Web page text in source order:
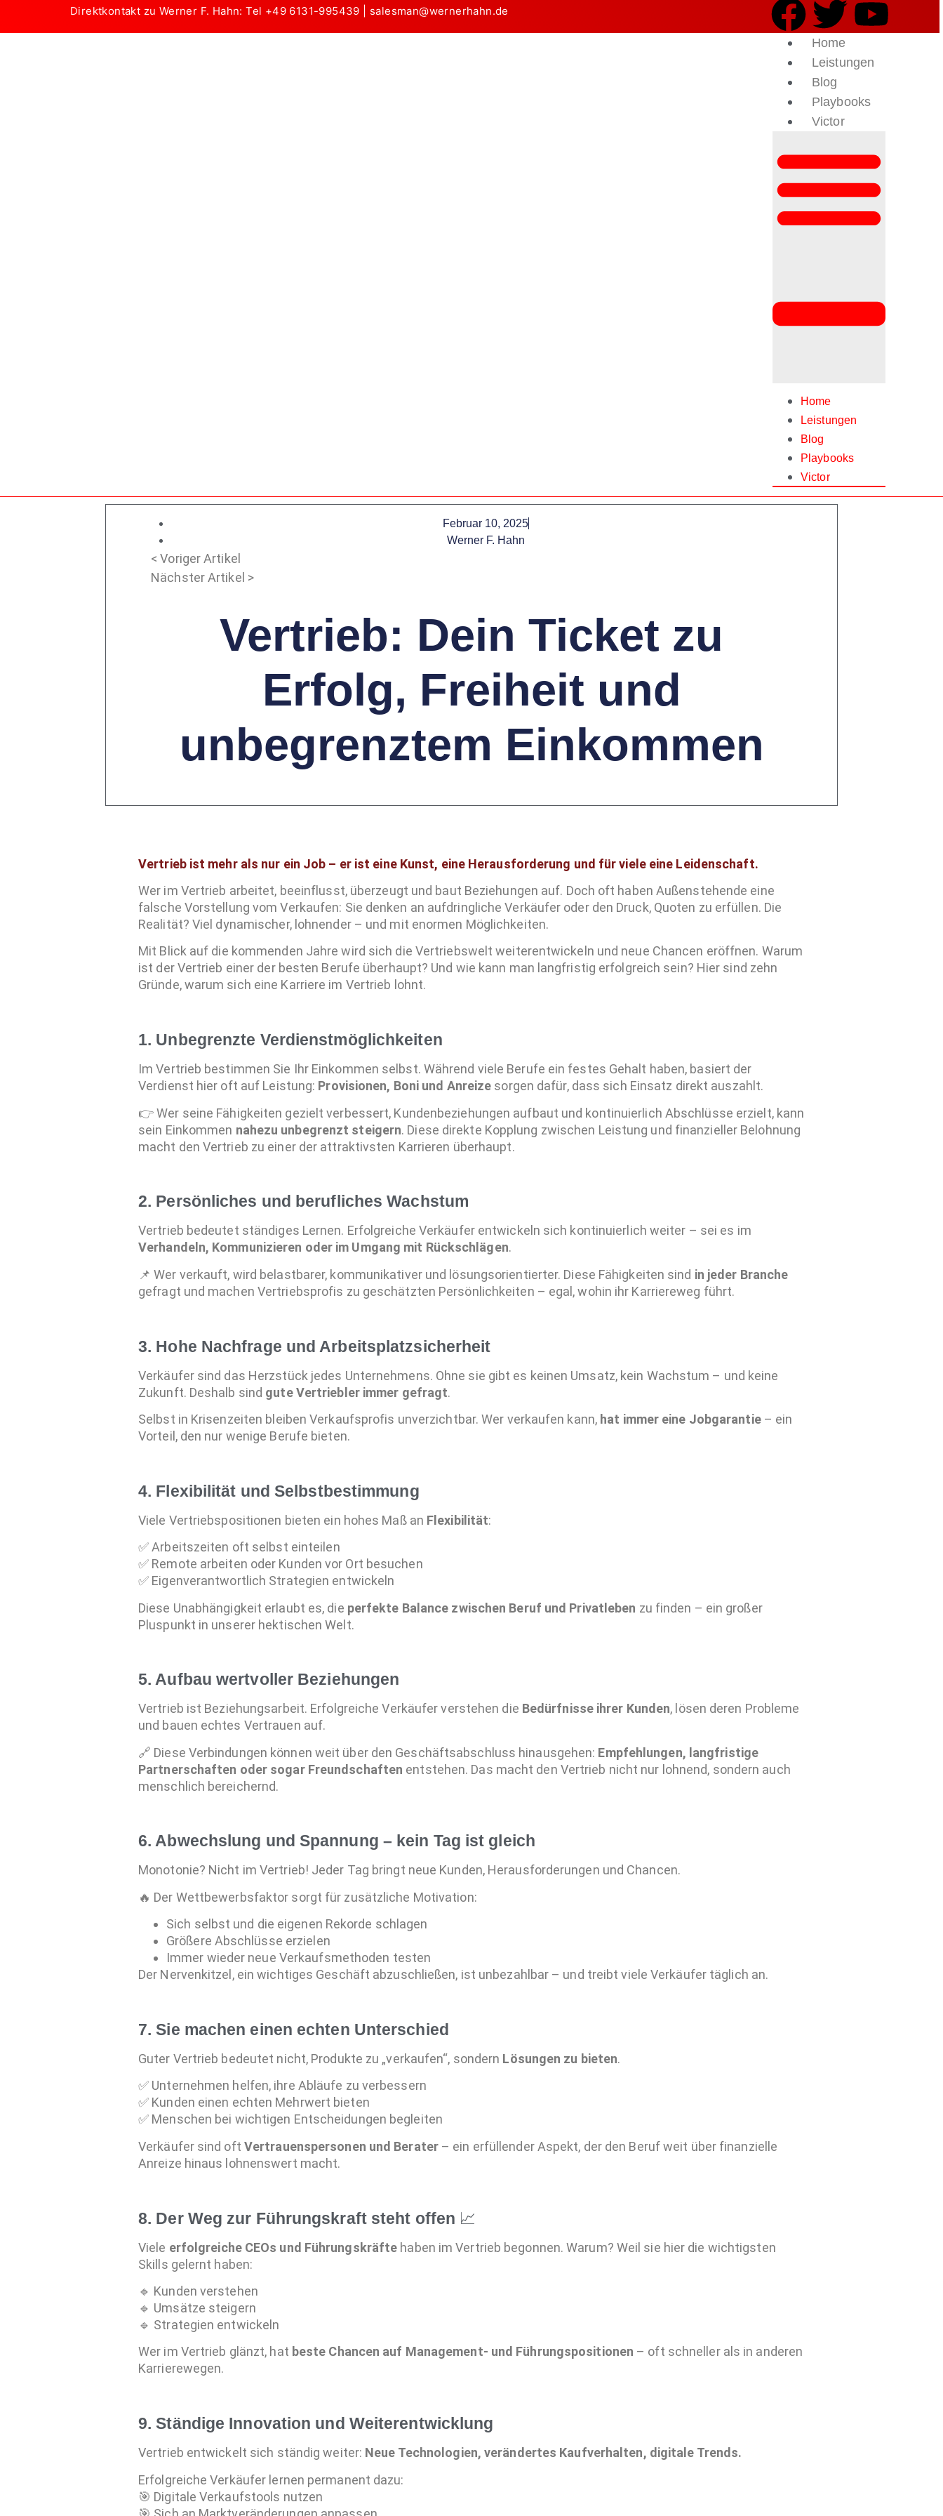
Direktkontakt zu Werner F. Hahn: Tel +49 6131-995439 salesman@wernerhahn.de
Home
Leistungen
Blog
Playbooks
Victor
Home
Leistungen
Blog
Playbooks
Victor
Februar 10, 2025
Werner F. Hahn
< Voriger Artikel
Nächster Artikel >
Vertrieb: Dein Ticket zu
Erfolg, Freiheit und
unbegrenztem Einkommen
Vertrieb ist mehr als nur ein Job – er ist eine Kunst, eine Herausforderung und für viele eine Leidenschaft.
Wer im Vertrieb arbeitet, beeinflusst, überzeugt und baut Beziehungen auf. Doch oft haben Außenstehende eine
falsche Vorstellung vom Verkaufen: Sie denken an aufdringliche Verkäufer oder den Druck, Quoten zu erfüllen. Die
Realität? Viel dynamischer, lohnender – und mit enormen Möglichkeiten.
Mit Blick auf die kommenden Jahre wird sich die Vertriebswelt weiterentwickeln und neue Chancen eröffnen. Warum
ist der Vertrieb einer der besten Berufe überhaupt? Und wie kann man langfristig erfolgreich sein? Hier sind zehn
Gründe, warum sich eine Karriere im Vertrieb lohnt.
1. Unbegrenzte Verdienstmöglichkeiten
Im Vertrieb bestimmen Sie Ihr Einkommen selbst. Während viele Berufe ein festes Gehalt haben, basiert der
Verdienst hier oft auf Leistung: Provisionen, Boni und Anreize sorgen dafür, dass sich Einsatz direkt auszahlt.
👉 Wer seine Fähigkeiten gezielt verbessert, Kundenbeziehungen aufbaut und kontinuierlich Abschlüsse erzielt, kann
sein Einkommen nahezu unbegrenzt steigern. Diese direkte Kopplung zwischen Leistung und finanzieller Belohnung
macht den Vertrieb zu einer der attraktivsten Karrieren überhaupt.
2. Persönliches und berufliches Wachstum
Vertrieb bedeutet ständiges Lernen. Erfolgreiche Verkäufer entwickeln sich kontinuierlich weiter – sei es im
Verhandeln, Kommunizieren oder im Umgang mit Rückschlägen.
📌 Wer verkauft, wird belastbarer, kommunikativer und lösungsorientierter. Diese Fähigkeiten sind in jeder Branche
gefragt und machen Vertriebsprofis zu geschätzten Persönlichkeiten – egal, wohin ihr Karriereweg führt.
3. Hohe Nachfrage und Arbeitsplatzsicherheit
Verkäufer sind das Herzstück jedes Unternehmens. Ohne sie gibt es keinen Umsatz, kein Wachstum – und keine
Zukunft. Deshalb sind gute Vertriebler immer gefragt.
Selbst in Krisenzeiten bleiben Verkaufsprofis unverzichtbar. Wer verkaufen kann, hat immer eine Jobgarantie– ein
Vorteil, den nur wenige Berufe bieten.
4. Flexibilität und Selbstbestimmung
Viele Vertriebspositionen bieten ein hohes Maß an Flexibilität:
✅ Arbeitszeiten oft selbst einteilen
✅ Remote arbeiten oder Kunden vor Ort besuchen
✅ Eigenverantwortlich Strategien entwickeln
Diese Unabhängigkeit erlaubt es, die perfekte Balance zwischen Beruf und Privatleben zu finden – ein großer
Pluspunkt in unserer hektischen Welt.
5. Aufbau wertvoller Beziehungen
Vertrieb ist Beziehungsarbeit. Erfolgreiche Verkäufer verstehen die Bedürfnisse ihrer Kunden, lösen deren Probleme
und bauen echtes Vertrauen auf.
🔗 Diese Verbindungen können weit über den Geschäftsabschluss hinausgehen: Empfehlungen, langfristige
Partnerschaften oder sogar Freundschaften entstehen. Das macht den Vertrieb nicht nur lohnend, sondern auch
menschlich bereichernd.
6. Abwechslung und Spannung – kein Tag ist gleich
Monotonie? Nicht im Vertrieb! Jeder Tag bringt neue Kunden, Herausforderungen und Chancen.
🔥 Der Wettbewerbsfaktor sorgt für zusätzliche Motivation:
Sich selbst und die eigenen Rekorde schlagen
Größere Abschlüsse erzielen
Immer wieder neue Verkaufsmethoden testen
Der Nervenkitzel, ein wichtiges Geschäft abzuschließen, ist unbezahlbar – und treibt viele Verkäufer täglich an.
7. Sie machen einen echten Unterschied
Guter Vertrieb bedeutet nicht, Produkte zu „verkaufen“, sondern Lösungen zu bieten.
✅ Unternehmen helfen, ihre Abläufe zu verbessern
✅ Kunden einen echten Mehrwert bieten
✅ Menschen bei wichtigen Entscheidungen begleiten
Verkäufer sind oft Vertrauenspersonen und Berater– ein erfüllender Aspekt, der den Beruf weit über finanzielle
Anreize hinaus lohnenswert macht.
8. Der Weg zur Führungskraft steht offen 📈
Viele erfolgreiche CEOs und Führungskräfte haben im Vertrieb begonnen. Warum? Weil sie hier die wichtigsten
Skills gelernt haben:
🔹 Kunden verstehen
🔹 Umsätze steigern
🔹 Strategien entwickeln
Wer im Vertrieb glänzt, hat beste Chancen auf Management- und Führungspositionen – oft schneller als in anderen
Karrierewegen.
9. Ständige Innovation und Weiterentwicklung
Vertrieb entwickelt sich ständig weiter: Neue Technologien, verändertes Kaufverhalten, digitale Trends.
Erfolgreiche Verkäufer lernen permanent dazu:
🎯 Digitale Verkaufstools nutzen